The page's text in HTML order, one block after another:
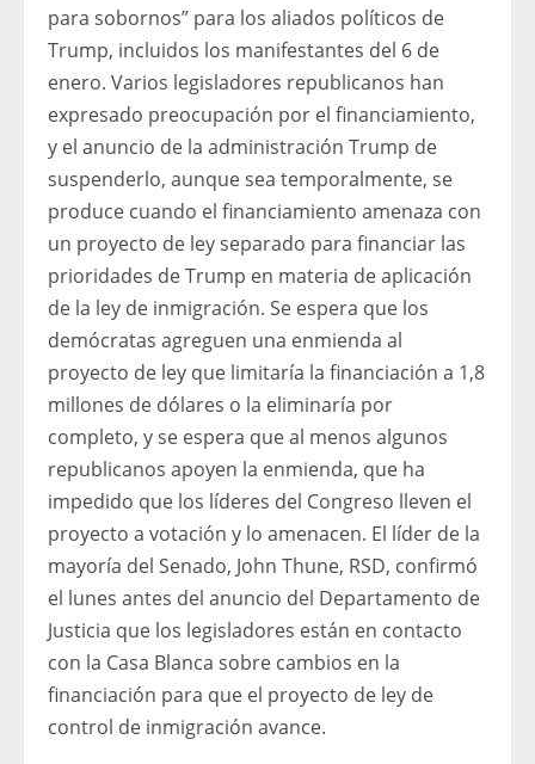
para sobornos” para los aliados políticos de
Trump, incluidos los manifestantes del 6 de
enero. Varios legisladores republicanos han
expresado preocupación por el financiamiento,
y el anuncio de la administración Trump de
suspenderlo, aunque sea temporalmente, se
produce cuando el financiamiento amenaza con
un proyecto de ley separado para financiar las
prioridades de Trump en materia de aplicación
de la ley de inmigración. Se espera que los
demócratas agreguen una enmienda al
proyecto de ley que limitaría la financiación a 1,8
millones de dólares o la eliminaría por
completo, y se espera que al menos algunos
republicanos apoyen la enmienda, que ha
impedido que los líderes del Congreso lleven el
proyecto a votación y lo amenacen. El líder de la
mayoría del Senado, John Thune, RSD, confirmó
el lunes antes del anuncio del Departamento de
Justicia que los legisladores están en contacto
con la Casa Blanca sobre cambios en la
financiación para que el proyecto de ley de
control de inmigración avance.